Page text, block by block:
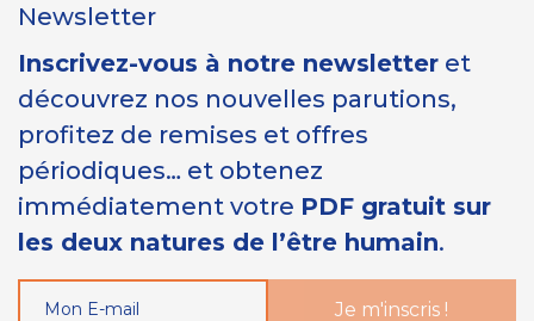
Newsletter
Inscrivez-vous à notre newsletter et
découvrez nos nouvelles parutions,
profitez de remises et offres
périodiques… et obtenez
immédiatement votre PDF gratuit sur
les deux natures de l’être humain.